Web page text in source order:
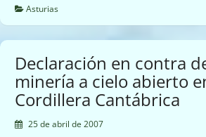
CEA
sobre
la
Energética
del
Principado
2012»
Asturias
Declaración en contra
minería a cielo abierto
Cordillera Cantábrica
25 de abril de 2007